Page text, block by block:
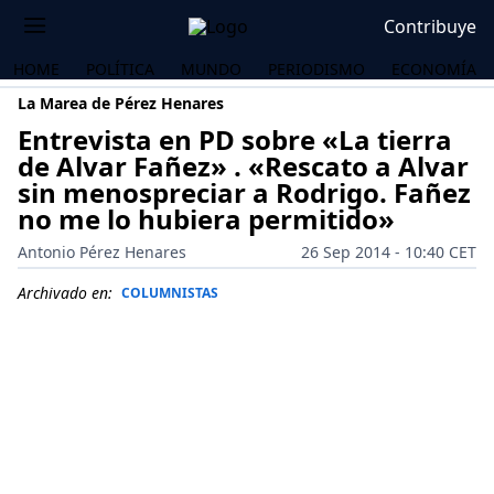
Contribuye
HOME POLÍTICA MUNDO PERIODISMO
ECONOMÍA
La Marea de Pérez Henares
Entrevista en PD sobre «La tierra
de Alvar Fañez» . «Rescato a Alvar
sin menospreciar a Rodrigo. Fañez
no me lo hubiera permitido»
Antonio Pérez Henares
26 Sep 2014 - 10:40 CET
Archivado en: COLUMNISTAS